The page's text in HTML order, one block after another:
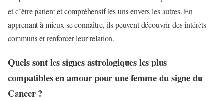
et d’être patient et compréhensif les uns envers les autres. En
apprenant à mieux se connaître, ils peuvent découvrir des intérêts
communs et renforcer leur relation.
Quels sont les signes astrologiques les plus
compatibles en amour pour une femme du signe du
Cancer ?